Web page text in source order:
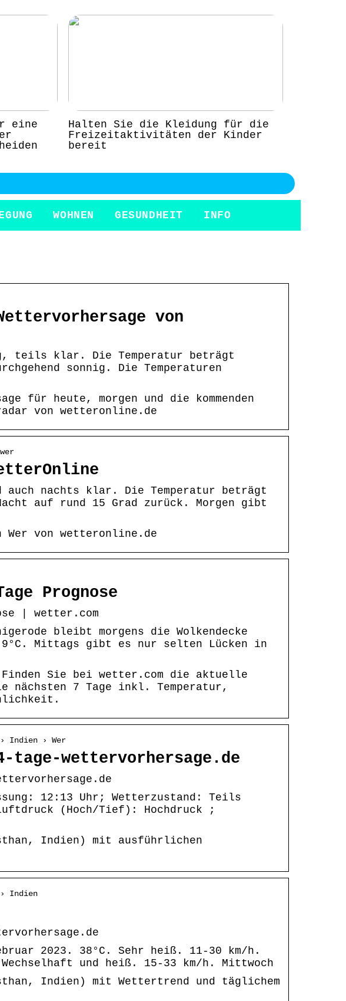
eine
Halten Sie die Kleidung für die
Freizeitaktivitäten der Kinder
bereit
WOHNEN GESUNDHEIT INFO
von
teils klar. Die Temperatur beträgt
sonnig. Die Temperaturen
für heute, morgen und die kommenden
von wetteronline.de
auch nachts klar. Die Temperatur beträgt
auf rund 15 Grad zurück. Morgen gibt
Wer von wetteronline.de
Prognose
| wetter.com
bleibt morgens die Wolkendecke
9°C. Mittags gibt es nur selten Lücken in
Finden Sie bei wetter.com die aktuelle
nächsten 7 Tage inkl. Temperatur,
Indien › Wer
wettervorhersage.de
12:13 Uhr; Wetterzustand: Teils
(Hoch/Tief): Hochdruck ;
Indien) mit ausführlichen
Indien
2023. 38°C. Sehr heiß. 11-30 km/h.
und heiß. 15-33 km/h. Mittwoch
Indien) mit Wettertrend und täglichem